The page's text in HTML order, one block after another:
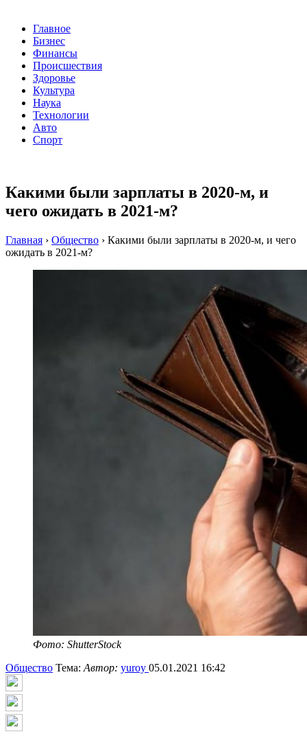
Главное
Бизнес
Финансы
Происшествия
Здоровье
Культура
Наука
Технологии
Авто
Спорт
Какими были зарплаты в 2020-м, и
чего ожидать в 2021-м?
Главная › Общество › Какими были зарплаты в 2020-м, и чего
ожидать в 2021-м?
Фото: ShutterStock
Общество Тема: Автор: yuroy 05.01.2021 16:42